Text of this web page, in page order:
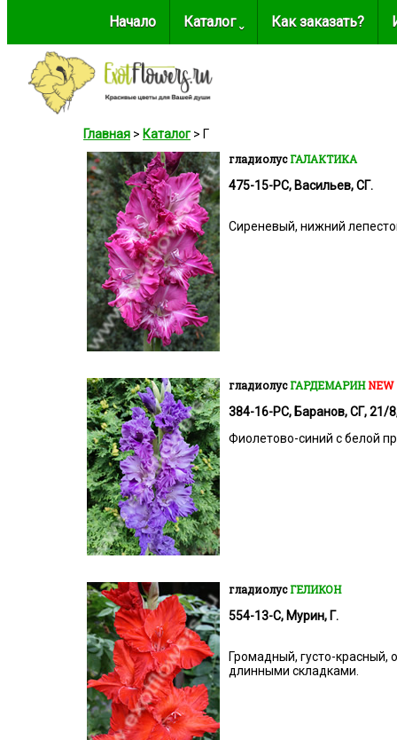
Начало Каталог ˬ Как заказать?
Главная > Каталог > Г
гладиолусГАЛАКТИКА
475-15-РС, Васильев, СГ.
Сиреневый, нижний
гладиолусГАРДЕМАРИНNEW
384-16-РС, Баранов, СГ, 21/
Фиолетово-синий с белой
гладиолусГЕЛИКОН
554-13-С, Мурин, Г.
Громадный, густо-красный,
длинными складками.